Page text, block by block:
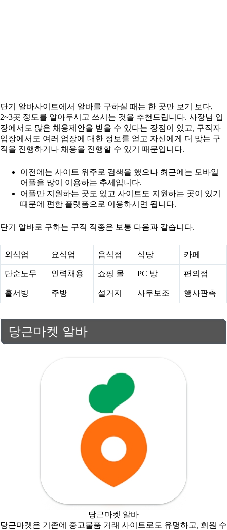
단기 알바사이트에서 알바를 구하실 때는 한 곳만 보기 보다,
2~3곳 정도를 알아두시고 쓰시는 것을 추천드립니다. 사장님 입
장에서도 많은 채용제안을 받을 수 있다는 장점이 있고, 구직자
입장에서도 여러 업장에 대한 정보를 얻고 자신에게 더 맞는 구
직을 진행하거나 채용을 진행할 수 있기 때문입니다.
이전에는 사이트 위주로 검색을 했으나 최근에는 모바일
어플을 많이 이용하는 추세입니다.
어플만 지원하는 곳도 있고 사이트도 지원하는 곳이 있기
때문에 편한 플랫폼으로 이용하시면 됩니다.
단기 알바로 구하는 구직 직종은 보통 다음과 같습니다.
외식업 요식업 음식점 식당 카페
단순노무 인력채용 쇼핑 몰 PC 방 편의점
홀서빙 주방 설거지 사무보조 행사판촉
당근마켓 알바
당근마켓 알바
당근마켓은 기존에 중고물품 거래 사이트로도 유명하고, 회원 수